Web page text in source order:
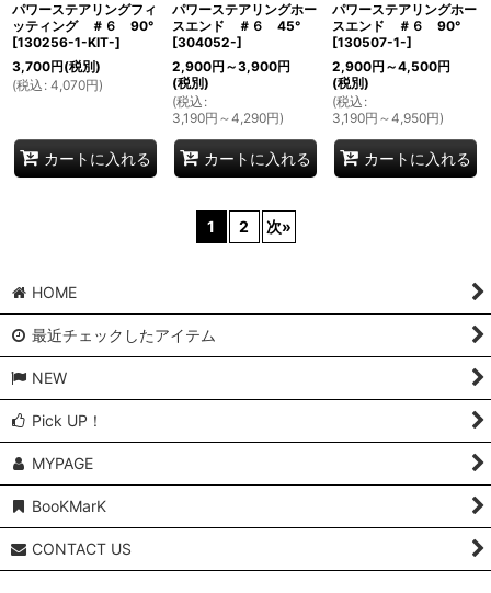
パワーステアリングフィ
ッティング ＃６ 90°
[130256-1-KIT-]
3,700円(税別)
(税込 : 4,070円)
カートに入れる
パワーステアリングホー
スエンド ＃６ 45°
[304052-]
2,900円 ～3,900円
(税別)
(税込 :
3,190円 ～4,290円)
カートに入れる
パワーステアリングホー
スエンド ＃６ 90°
[130507-1-]
2,900円 ～4,500円
(税別)
(税込 :
3,190円 ～4,950円)
カートに入れる
1 2 次»
HOME
最近チェックしたアイテム
NEW
Pick UP！
MYPAGE
BooKMarK
CONTACT US